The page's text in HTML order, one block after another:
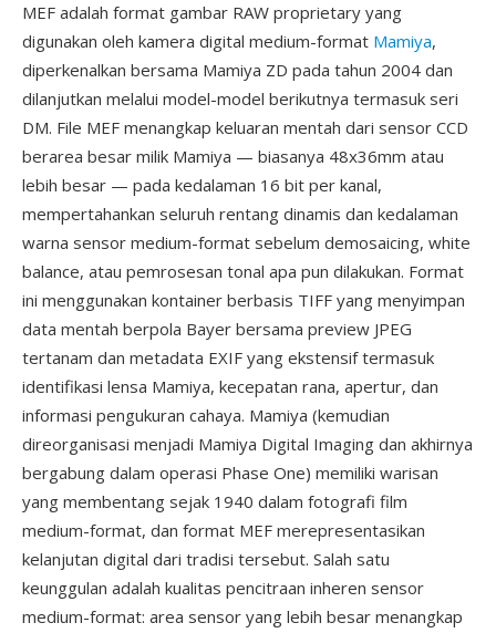
MEF adalah format gambar RAW proprietary yang
digunakan oleh kamera digital medium-format Mamiya,
diperkenalkan bersama Mamiya ZD pada tahun 2004 dan
dilanjutkan melalui model-model berikutnya termasuk seri
DM. File MEF menangkap keluaran mentah dari sensor CCD
berarea besar milik Mamiya — biasanya 48x36mm atau
lebih besar — pada kedalaman 16 bit per kanal,
mempertahankan seluruh rentang dinamis dan kedalaman
warna sensor medium-format sebelum demosaicing, white
balance, atau pemrosesan tonal apa pun dilakukan. Format
ini menggunakan kontainer berbasis TIFF yang menyimpan
data mentah berpola Bayer bersama preview JPEG
tertanam dan metadata EXIF yang ekstensif termasuk
identifikasi lensa Mamiya, kecepatan rana, apertur, dan
informasi pengukuran cahaya. Mamiya (kemudian
direorganisasi menjadi Mamiya Digital Imaging dan akhirnya
bergabung dalam operasi Phase One) memiliki warisan
yang membentang sejak 1940 dalam fotografi film
medium-format, dan format MEF merepresentasikan
kelanjutan digital dari tradisi tersebut. Salah satu
keunggulan adalah kualitas pencitraan inheren sensor
medium-format: area sensor yang lebih besar menangkap